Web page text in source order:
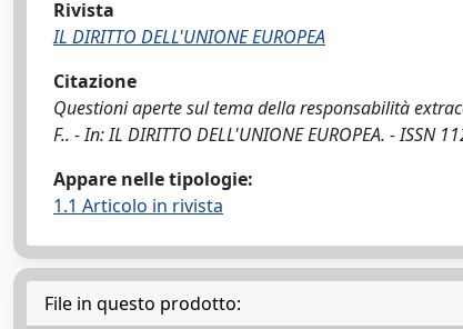
Rivista
IL DIRITTO DELL'UNIONE EUROPEA
Citazione
Questioni aperte sul tema della responsabilità
F.. - In: IL DIRITTO DELL'UNIONE EUROPEA. - ISSN
Appare nelle tipologie:
1.1 Articolo in rivista
File in questo prodotto: